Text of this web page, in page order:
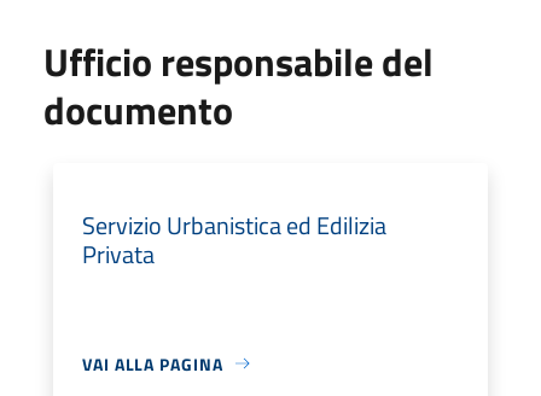
Ufficio responsabile del
documento
Servizio Urbanistica ed Edilizia
Privata
VAI ALLA PAGINA